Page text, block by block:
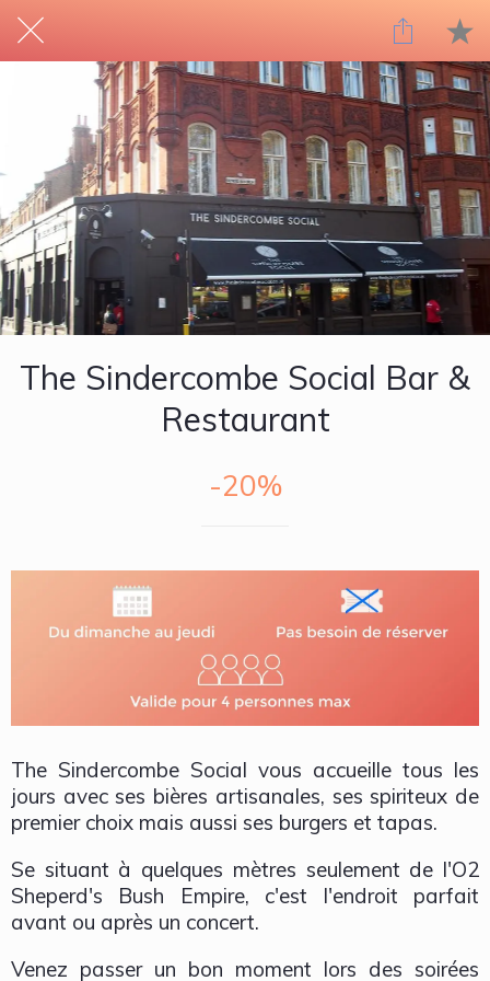
The Sindercombe Social Bar &
Restaurant
-20%
The Sindercombe Social vous accueille tous les
jours avec ses bières artisanales, ses spiriteux de
premier choix mais aussi ses burgers et tapas.
Se situant à quelques mètres seulement de l'O2
Sheperd's Bush Empire, c'est l'endroit parfait
avant ou après un concert.
Venez passer un bon moment lors des soirées